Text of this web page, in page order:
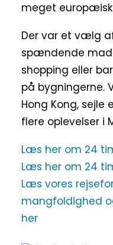
meget
Der var et vælg
spændende
shopping eller
på bygningerne.
Hong Kong,
flere oplevelser i
Læs her om 24
Læs her om 24
Læs vores
mangfoldighed
her